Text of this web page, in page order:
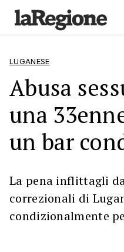
LUGANESE
Abusa
una
un bar
La pena inflittagli
correzionali di
condizionalmente